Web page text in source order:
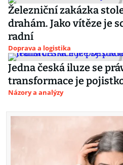
Železniční zakázka
drahám. Jako vítěze je
radní
Doprava a logistika
Jedna česká iluze se
transformace je
Názory a analýzy